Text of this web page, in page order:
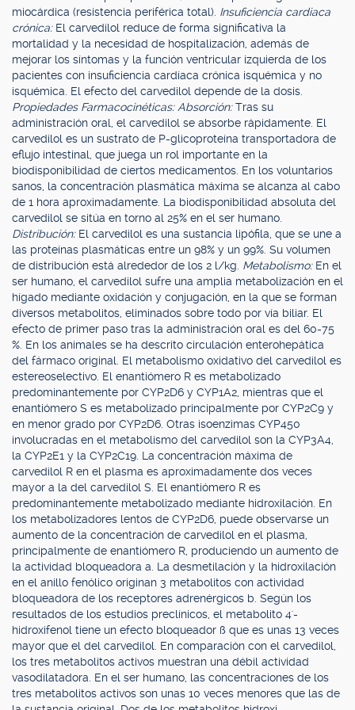
miocárdica (resistencia periférica total). Insuficiencia cardiaca
crónica: El carvedilol reduce de forma significativa la
mortalidad y la necesidad de hospitalización, además de
mejorar los síntomas y la función ventricular izquierda de los
pacientes con insuficiencia cardíaca crónica isquémica y no
isquémica. El efecto del carvedilol depende de la dosis.
Propiedades Farmacocinéticas: Absorción:Tras su
administración oral, el carvedilol se absorbe rápidamente. El
carvedilol es un sustrato de P-glicoproteína transportadora de
eflujo intestinal, que juega un rol importante en la
biodisponibilidad de ciertos medicamentos. En los voluntarios
sanos, la concentración plasmática máxima se alcanza al cabo
de 1 hora aproximadamente. La biodisponibilidad absoluta del
carvedilol se sitúa en torno al 25% en el ser humano.
Distribución: El carvedilol es una sustancia lipófila, que se une a
las proteínas plasmáticas entre un 98% y un 99%. Su volumen
de distribución está alrededor de los 2 l/kg. Metabolismo: En el
ser humano, el carvedilol sufre una amplia metabolización en el
hígado mediante oxidación y conjugación, en la que se forman
diversos metabolitos, eliminados sobre todo por vía biliar. El
efecto de primer paso tras la administración oral es del 60-75
%. En los animales se ha descrito circulación enterohepática
del fármaco original. El metabolismo oxidativo del carvedilol es
estereoselectivo. El enantiómero R es metabolizado
predominantemente por CYP2D6 y CYP1A2, mientras que el
enantiómero S es metabolizado principalmente por CYP2C9 y
en menor grado por CYP2D6. Otras isoenzimas CYP450
involucradas en el metabolismo del carvedilol son la CYP3A4,
la CYP2E1 y la CYP2C19. La concentración máxima de
carvedilol R en el plasma es aproximadamente dos veces
mayor a la del carvedilol S. El enantiómero R es
predominantemente metabolizado mediante hidroxilación. En
los metabolizadores lentos de CYP2D6, puede observarse un
aumento de la concentración de carvedilol en el plasma,
principalmente de enantiómero R, produciendo un aumento de
la actividad bloqueadora a. La desmetilación y la hidroxilación
en el anillo fenólico originan 3 metabolitos con actividad
bloqueadora de los receptores adrenérgicos b. Según los
resultados de los estudios preclínicos, el metabolito 4'-
hidroxifenol tiene un efecto bloqueador ß que es unas 13 veces
mayor que el del carvedilol. En comparación con el carvedilol,
los tres metabolitos activos muestran una débil actividad
vasodilatadora. En el ser humano, las concentraciones de los
tres metabolitos activos son unas 10 veces menores que las de